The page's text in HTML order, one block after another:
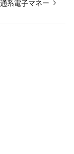
系電子マネー